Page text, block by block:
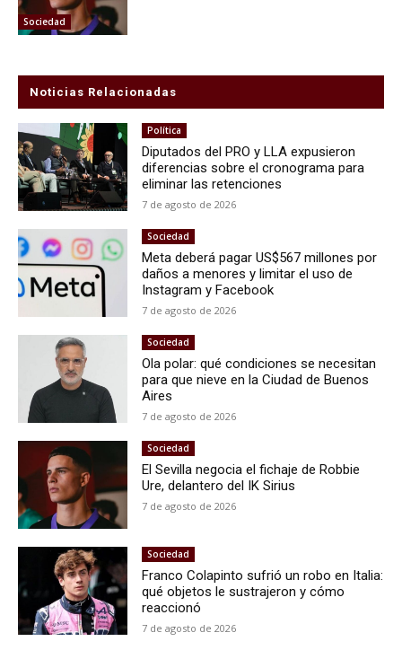
Sociedad
Noticias Relacionadas
Política
Diputados del PRO y LLA expusieron
diferencias sobre el cronograma para
eliminar las retenciones
7 de agosto de 2026
Sociedad
Meta deberá pagar US$567 millones por
daños a menores y limitar el uso de
Instagram y Facebook
7 de agosto de 2026
Sociedad
Ola polar: qué condiciones se necesitan
para que nieve en la Ciudad de Buenos
Aires
7 de agosto de 2026
Sociedad
El Sevilla negocia el fichaje de Robbie
Ure, delantero del IK Sirius
7 de agosto de 2026
Sociedad
Franco Colapinto sufrió un robo en Italia:
qué objetos le sustrajeron y cómo
reaccionó
7 de agosto de 2026